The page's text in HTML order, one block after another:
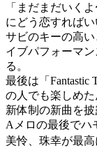
「まだまだいく
にどう恋すればい
サビのキーの高
イブパフォーマ
る。
最後は「Fantastic
の人でも楽しめ
新体制の新曲を
Aメロの最後でハ
美怜、珠幸が最